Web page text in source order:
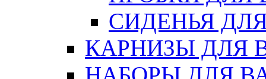
СИДЕНЬЯ
КАРНИЗЫ ДЛЯ